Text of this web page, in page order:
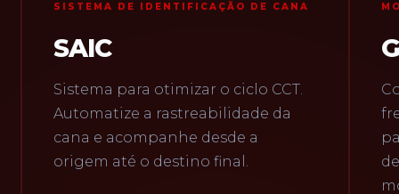
MONITORAMENTO DE FRETAMENTO
GOBUS
Controle total das operações de
fretamento, com Contador de
passageiros, Telemetria, Leitores
de Crachá, Apontamentos pelo